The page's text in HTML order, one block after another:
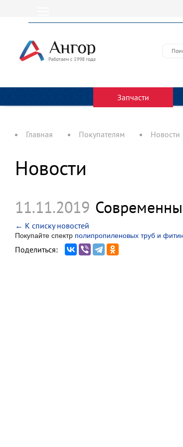
Запчасти
Главная Покупателям Новости
Новости
11.11.2019
← К списку новостей
Покупайте спектр полипропиленовых труб и
Поделиться: